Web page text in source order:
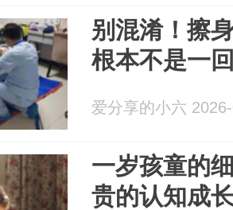
别混淆！擦
根本不是一
爱分享的小六
一岁孩童的
贵的认知成